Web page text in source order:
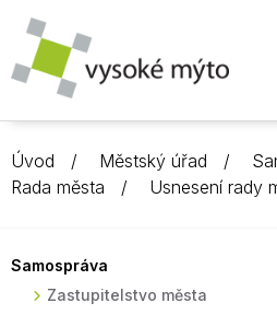
Úvod Městský úřad
Rada města
Usnesení rady
Samospráva
Zastupitelstvo města